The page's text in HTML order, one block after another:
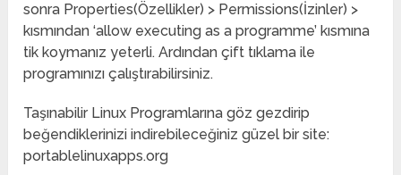
sonra Properties(Özellikler) > Permissions(İzinler) >
kısmından ‘allow executing as a programme’ kısmına
tik koymanız yeterli. Ardından çift tıklama ile
programınızı çalıştırabilirsiniz.
Taşınabilir Linux Programlarına göz gezdirip
beğendiklerinizi indirebileceğiniz güzel bir site:
portablelinuxapps.org